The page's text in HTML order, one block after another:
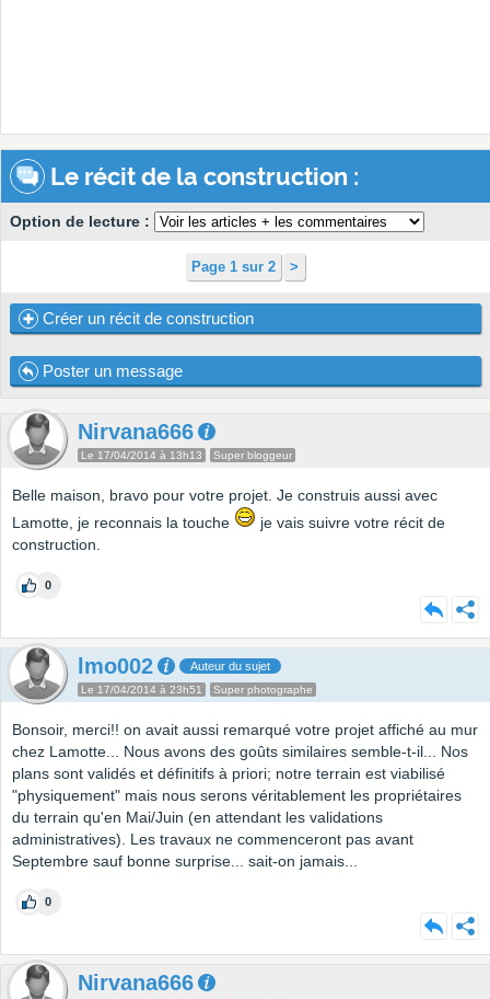
Le récit de la construction :
Option de lecture :
Page 1 sur 2 >
Créer un récit de construction
Poster un message
Nirvana666
Le 17/04/2014 à 13h13 Super bloggeur
Belle maison, bravo pour votre projet. Je construis aussi avec
Lamotte, je reconnais la touche
je vais suivre votre récit de
construction.
0
lmo002 Auteur du sujet
Le 17/04/2014 à 23h51 Super photographe
Bonsoir, merci!! on avait aussi remarqué votre projet affiché au mur
chez Lamotte... Nous avons des goûts similaires semble-t-il... Nos
plans sont validés et définitifs à priori; notre terrain est viabilisé
"physiquement" mais nous serons véritablement les propriétaires
du terrain qu'en Mai/Juin (en attendant les validations
administratives). Les travaux ne commenceront pas avant
Septembre sauf bonne surprise... sait-on jamais...
0
Nirvana666